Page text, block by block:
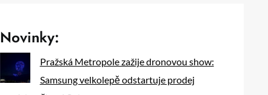
Novinky:
Pražská Metropole zažije dronovou show:
Samsung velkolepě odstartuje prodej